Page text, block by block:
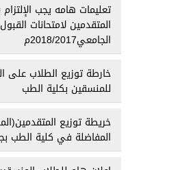
تعليمات هامه يجب
المتقدمين لامتحانات
الجامعي2018/2017م
خارطة توزيع الطلاب على
للمنسقين بكلية الطب
خريطة توزيع
المفاضلة في كلية الطب